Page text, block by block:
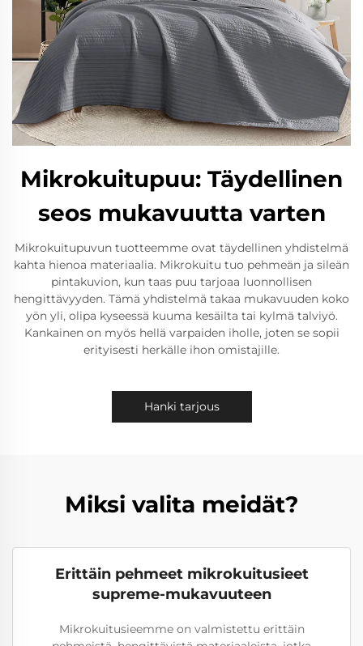
Mikrokuitupuu: Täydellinen
seos mukavuutta varten
Mikrokuitupuvun tuotteemme ovat täydellinen yhdistelmä
kahta hienoa materiaalia. Mikrokuitu tuo pehmeän ja sileän
pintakuvion, kun taas puu tarjoaa luonnollisen
hengittävyyden. Tämä yhdistelmä takaa mukavuuden koko
yön yli, olipa kyseessä kuuma kesäilta tai kylmä talviyö.
Kankainen on myös hellä varpaiden iholle, joten se sopii
erityisesti herkälle ihon omistajille.
Hanki tarjous
Miksi valita meidät?
Erittäin pehmeet mikrokuitusieet
supreme-mukavuuteen
Mikrokuitusieemme on valmistettu erittäin